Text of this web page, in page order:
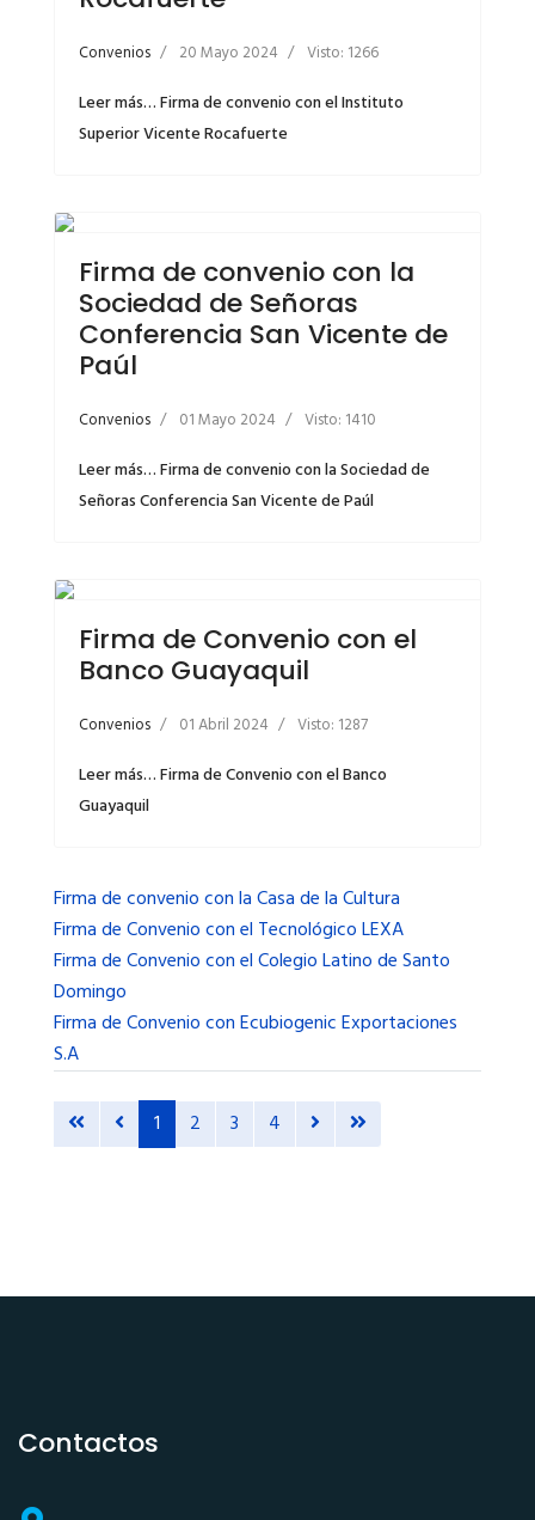
Convenios 20 Mayo 2024 Visto: 1266
Leer más… Firma de convenio con el Instituto
Superior Vicente Rocafuerte
Firma de convenio con la
Sociedad de Señoras
Conferencia San Vicente de
Paúl
Convenios 01 Mayo 2024 Visto: 1410
Leer más… Firma de convenio con la Sociedad de
Señoras Conferencia San Vicente de Paúl
Firma de Convenio con el
Banco Guayaquil
Convenios 01 Abril 2024 Visto: 1287
Leer más… Firma de Convenio con el Banco
Guayaquil
Firma de convenio con la Casa de la Cultura
Firma de Convenio con el Tecnológico LEXA
Firma de Convenio con el Colegio Latino de Santo
Domingo
Firma de Convenio con Ecubiogenic Exportaciones
S.A
1 2 3 4
Contactos